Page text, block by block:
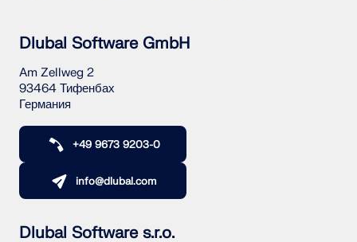
Dlubal Software GmbH
Am Zellweg 2
93464 Тифенбах
Германия
+49 9673 9203-0
info@dlubal.com
Dlubal Software s.r.o.